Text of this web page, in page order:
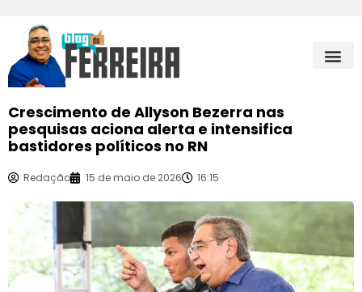
Crescimento de Allyson Bezerra nas
pesquisas aciona alerta e intensifica
bastidores políticos no RN
Redação 15 de maio de 2026 16:15